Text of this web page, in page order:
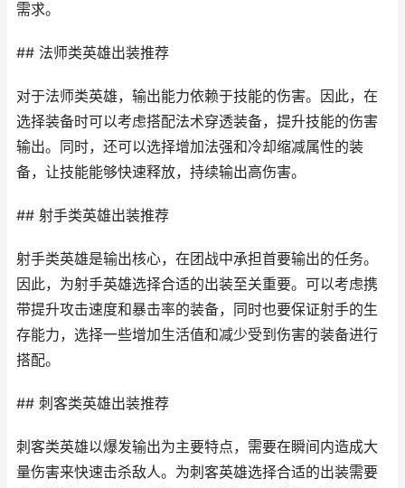
需求。
## 法师类英雄出装推荐
对于法师类英雄，输出能力依赖于技能的伤害。因此，在
选择装备时可以考虑搭配法术穿透装备，提升技能的伤害
输出。同时，还可以选择增加法强和冷却缩减属性的装
备，让技能能够快速释放，持续输出高伤害。
## 射手类英雄出装推荐
射手类英雄是输出核心，在团战中承担首要输出的任务。
因此，为射手英雄选择合适的出装至关重要。可以考虑携
带提升攻击速度和暴击率的装备，同时也要保证射手的生
存能力，选择一些增加生活值和减少受到伤害的装备进行
搭配。
## 刺客类英雄出装推荐
刺客类英雄以爆发输出为主要特点，需要在瞬间内造成大
量伤害来快速击杀敌人。为刺客英雄选择合适的出装需要